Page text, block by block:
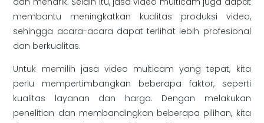
membantu meningkatkan kualitas produksi video,
sehingga acara-acara dapat terlihat lebih profesional
dan berkualitas.
Untuk memilih jasa video multicam yang tepat, kita
perlu mempertimbangkan beberapa faktor, seperti
kualitas layanan dan harga. Dengan melakukan
penelitian dan membandingkan beberapa pilihan, kita